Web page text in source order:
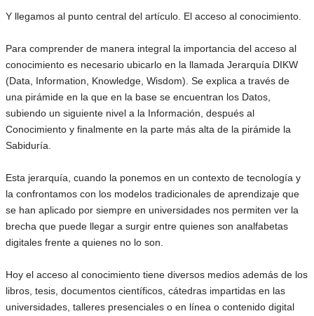
Y llegamos al punto central del artículo. El acceso al conocimiento.
Para comprender de manera integral la importancia del acceso al
conocimiento es necesario ubicarlo en la llamada Jerarquía DIKW
(Data, Information, Knowledge, Wisdom). Se explica a través de
una pirámide en la que en la base se encuentran los Datos,
subiendo un siguiente nivel a la Información, después al
Conocimiento y finalmente en la parte más alta de la pirámide la
Sabiduría.
Esta jerarquía, cuando la ponemos en un contexto de tecnología y
la confrontamos con los modelos tradicionales de aprendizaje que
se han aplicado por siempre en universidades nos permiten ver la
brecha que puede llegar a surgir entre quienes son analfabetas
digitales frente a quienes no lo son.
Hoy el acceso al conocimiento tiene diversos medios además de los
libros, tesis, documentos científicos, cátedras impartidas en las
universidades, talleres presenciales o en línea o contenido digital